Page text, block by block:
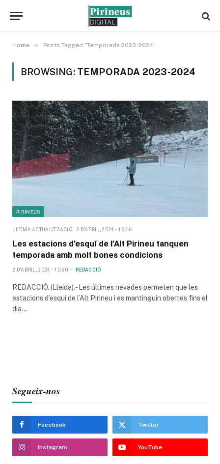
Home » Posts Tagged "Temporada 2023-2024"
BROWSING: TEMPORADA 2023-2024
PIRINEUS
ULTIMA ACTUALITZACIÓ 2 D'ABRIL, 2024 - 16:36
Les estacions d’esquí de l’Alt Pirineu tanquen
temporada amb molt bones condicions
2 D'ABRIL, 2024 - 10:50 REDACCIÓ
REDACCIÓ. (Lleida).- Les últimes nevades permeten que les
estacions d’esquí de l’Alt Pirineu i es mantinguin obertes fins el
dia…
Segueix-nos
Facebook Twitter
Instagram YouTube